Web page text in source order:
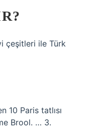
çeşitleri ile Türk
10 Paris tatlısı
Brool. … 3.